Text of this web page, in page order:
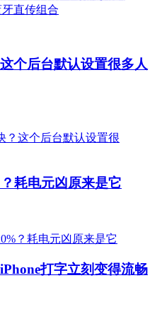
个后台默认设置很多人
耗电元凶原来是它
打字立刻变得流畅